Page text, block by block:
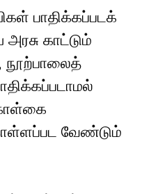
பாதிக்கப்படக்
அரசு காட்டும்
வேண்டும்